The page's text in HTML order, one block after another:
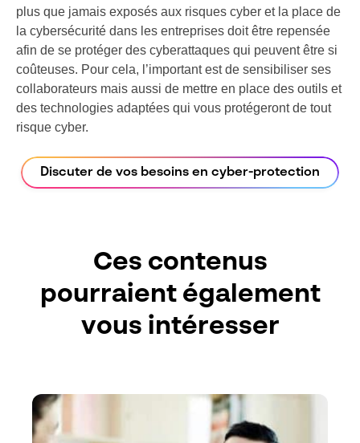
plus que jamais exposés aux risques cyber et la place de
la cybersécurité dans les entreprises doit être repensée
afin de se protéger des cyberattaques qui peuvent être si
coûteuses. Pour cela, l’important est de sensibiliser ses
collaborateurs mais aussi de mettre en place des outils et
des technologies adaptées qui vous protégeront de tout
risque cyber.
Discuter de vos besoins en cyber-protection
Ces contenus
pourraient également
vous intéresser